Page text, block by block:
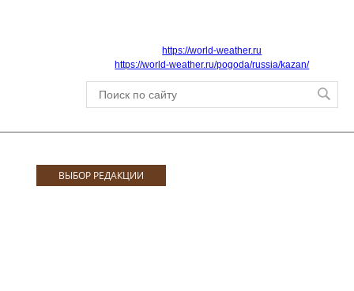
https://world-weather.ru
https://world-weather.ru/pogoda/russia/kazan/
ВЫБОР РЕДАКЦИИ